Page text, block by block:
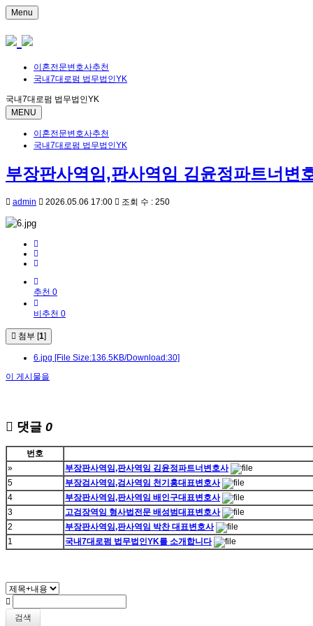
Menu
이혼전문변호사추천
국내7대로펌 법무법인YK
국내7대로펌 법무법인YK
MENU
이혼전문변호사추천
국내7대로펌 법무법인YK
부장판사역임,판사역임 김윤정파트너변
admin 2026.05.06 17:00 조회 수 : 250
추천 0
비추천 0
첨부 [1]
6.jpg [File Size:136.5KB/Download:30]
이 게시물을
댓글 0
번호
»
부장판사역임,판사역임 김윤정파트너변호사
5
부장검사역임,검사역임 천기홍대표변호사
4
부장판사역임,판사역임 배인구대표변호사
3
고검장역임 형사법전문 배성범대표변호사
2
부장판사역임,판사역임 박찬 대표변호사
1
국내7대로펌 법무법인YK를 소개합니다
검색